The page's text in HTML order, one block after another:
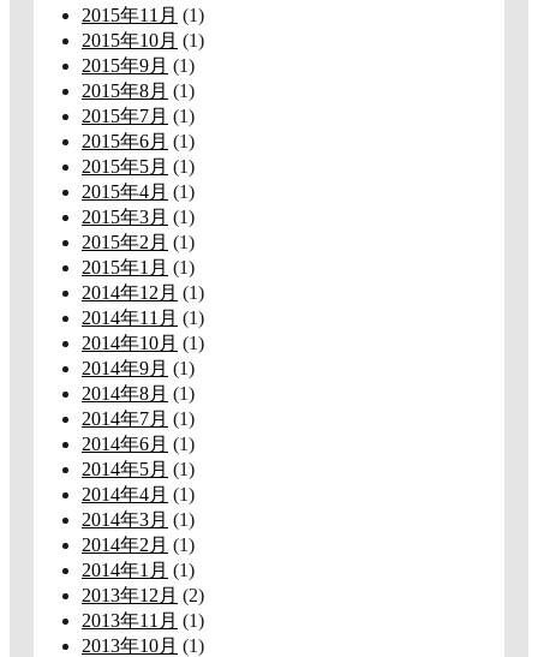
2015年11月 (1)
2015年10月 (1)
2015年9月 (1)
2015年8月 (1)
2015年7月 (1)
2015年6月 (1)
2015年5月 (1)
2015年4月 (1)
2015年3月 (1)
2015年2月 (1)
2015年1月 (1)
2014年12月 (1)
2014年11月 (1)
2014年10月 (1)
2014年9月 (1)
2014年8月 (1)
2014年7月 (1)
2014年6月 (1)
2014年5月 (1)
2014年4月 (1)
2014年3月 (1)
2014年2月 (1)
2014年1月 (1)
2013年12月 (2)
2013年11月 (1)
2013年10月 (1)